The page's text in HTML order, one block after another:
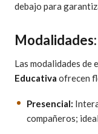
debajo para
Las modalidades de
Educativa ofrecen
Presencial:
compañeros;